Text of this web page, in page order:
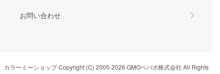
お問い合わせ
カラーミーショップCopyright (C) 2005-2026 GMOペパボ株式会社 All Rights